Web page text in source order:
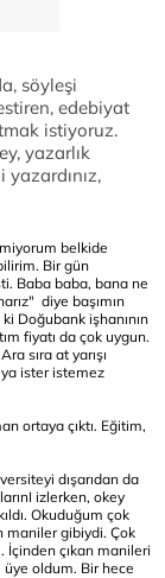
söyleşi
edebiyat
istiyoruz.
yazarlık
belkide
Bir gün
Baba baba, bana ne
diye başımın
Doğubank işhanının
fiyatı da çok uygun.
sıra at yarışı
ister istemez
ortaya çıktı. Eğitim,
dışarıdan da
izlerken, okey
Okuduğum çok
maniler gibiydi. Çok
İçinden çıkan manileri
oldum. Bir hece